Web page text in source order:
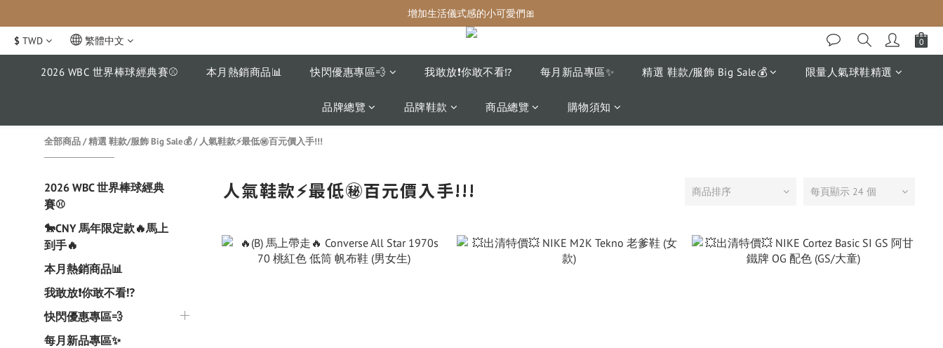
增加生活儀式感的小可愛們🎀
增加生活儀式感的小可愛們🎀
最後現貨‼️這價格不需要再解釋🔥
增加生活儀式感的小可愛們🎀
$ TWD 繁體中文
2026 WBC 世界棒球經典賽⚾️ 本月熱銷商品📊 快閃優惠專區💨 我敢放❗️你敢不看⁉️ 每月新品專區✨ 精選 鞋款/服飾 Big Sale💰 限量人氣球鞋精選
品牌總覽 品牌鞋款 商品總覽 購物須知
全部商品/精選 鞋款/服飾 Big Sale💰/ 人氣鞋款⚡️最低㊙️百元價入手!!!
2026 WBC 世界棒球經典
賽⚾️
🐎CNY 馬年限定款🔥馬上
到手🔥
本月熱銷商品📊
我敢放❗️你敢不看⁉️
快閃優惠專區💨
每月新品專區✨
人氣鞋款⚡️最低㊙️百元價入手!!! 商品排序 每頁顯示 24 個